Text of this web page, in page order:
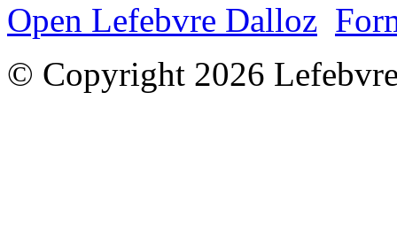
Open Lefebvre Dalloz
© Copyright 2026